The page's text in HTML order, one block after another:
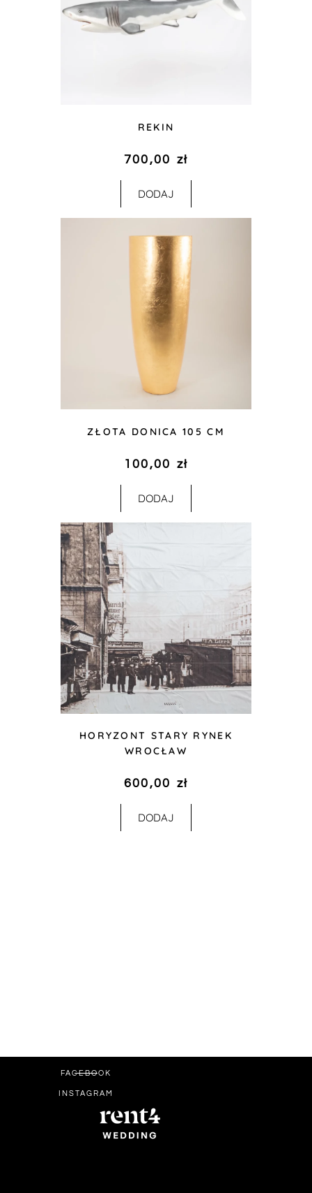
REKIN
700,00 zł
DODAJ
ZŁOTA DONICA 105 CM
100,00 zł
DODAJ
HORYZONT STARY RYNEK
WROCŁAW
600,00 zł
DODAJ
FACEBOOK
INSTAGRAM